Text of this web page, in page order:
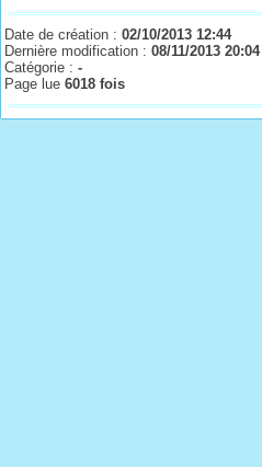
Date de création :02/10/2013 12:44
Dernière modification :08/11/2013 20:04
Catégorie :-
Page lue6018 fois